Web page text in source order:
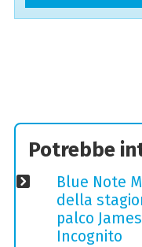
Potrebbe
Blue Note
della
palco
Incognito